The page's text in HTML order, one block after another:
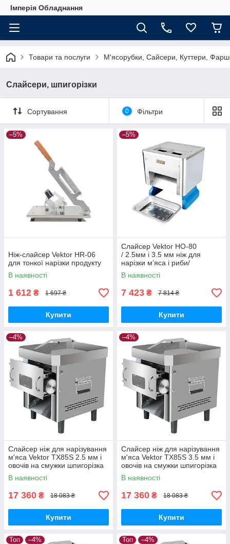
Імперія Обладнання
Товари та послуги М'ясорубки, Сайсери, Куттери,
Слайсери, шпигорізки
Сортування 0 Фільтри
–5%
Ніж-слайсер Vektor HR-06
для тонкої нарізки продукту
В наявності
1 612 ₴ 1 697 ₴
Купити
–5%
Слайсер Vektor HO-80
/ 2.5мм і 3.5 мм ніж для
нарізки м’яса і риби/
шпигорізка
В наявності
7 423 ₴ 7 814 ₴
Купити
–4%
Слайсер ніж для нарізування
м'яса Vektor TX85S 2.5 мм і
овочів на смужки шпигорізка
В наявності
17 360 ₴ 18 083 ₴
Купити
–4%
Слайсер ніж для нарізування
м'яса Vektor TX85S 3.5 мм і
овочів на смужки шпигорізка
В наявності
17 360 ₴ 18 083 ₴
Купити
Топ –4% Топ –4%